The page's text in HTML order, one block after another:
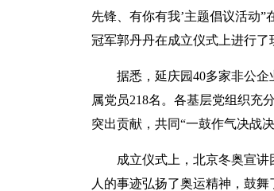
先锋、有你有我’主题倡议活动
冠军郭丹丹在成立仪式上进行了
据悉，延庆园40多家非公
属党员218名。各基层党组织充
突出贡献，共同“一鼓作气决战
成立仪式上，北京冬奥宣
人的事迹弘扬了奥运精神，鼓